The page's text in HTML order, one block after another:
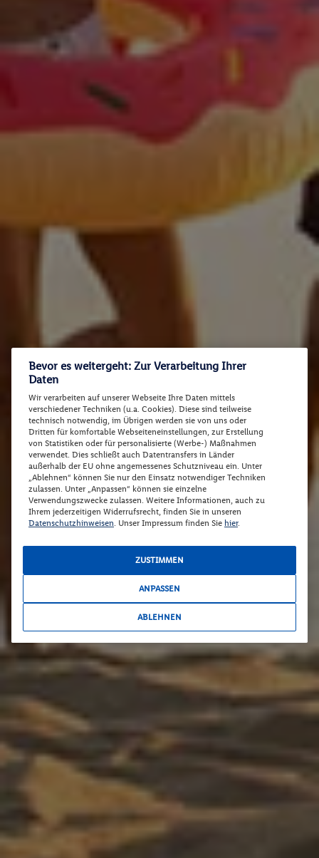
Bevor es weitergeht: Zur Verarbeitung Ihrer
Daten
Wir verarbeiten auf unserer Webseite Ihre Daten mittels
verschiedener Techniken (u.a. Cookies). Diese sind teilweise
technisch notwendig, im Übrigen werden sie von uns oder
Dritten für komfortable Webseiteneinstellungen, zur Erstellung
von Statistiken oder für personalisierte (Werbe-) Maßnahmen
verwendet. Dies schließt auch Datentransfers in Länder
außerhalb der EU ohne angemessenes Schutzniveau ein. Unter
„Ablehnen“ können Sie nur den Einsatz notwendiger Techniken
zulassen. Unter „Anpassen“ können sie einzelne
Verwendungszwecke zulassen. Weitere Informationen, auch zu
Ihrem jederzeitigen Widerrufsrecht, finden Sie in unseren
Datenschutzhinweisen. Unser Impressum finden Sie hier.
ZUSTIMMEN
ANPASSEN
ABLEHNEN